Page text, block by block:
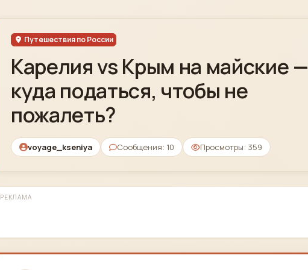
Путешествия по России
Карелия vs Крым на майские —
куда податься, чтобы не
пожалеть?
voyage_kseniya Сообщения: 10 Просмотры: 359
РЕКЛАМА